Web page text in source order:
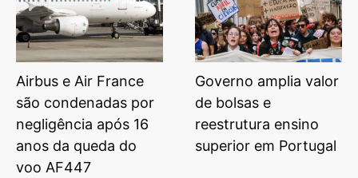
Airbus e Air France
são condenadas por
negligência após 16
anos da queda do
voo AF447
Governo amplia valor
de bolsas e
reestrutura ensino
superior em Portugal